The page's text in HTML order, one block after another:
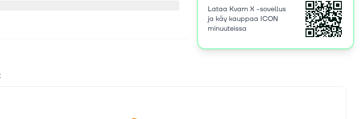
of a robust L1 blockchain, xCall General Message
blockchains and integrated bridging protocols.
Lataa Kvarn X -sovellus
ja käy kauppaa ICON
minuuteissa